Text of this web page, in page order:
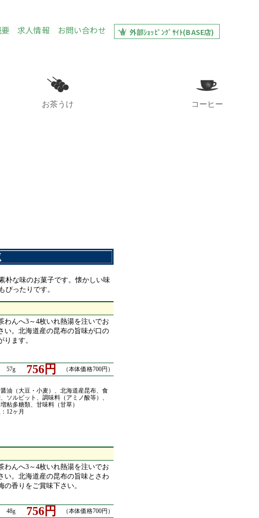
求人情報 お問い合わせ 外部ｼｮｯﾋﾟﾝｸﾞｻｲﾄ(BASE店)
お茶うけ コーヒー
朴な味のお菓子です。懐かしい味
ぴったりです。
わんへ3～4枚いれ熱湯を注いでお
い。北海道産の昆布の旨味が口の
ります。
57g 756円 （本体価格700円）
油（大豆・小麦）、北海道産昆布、食
ソルビット、調味料（アミノ酸等）、
粘多糖類、甘味料（甘草）
12ヶ月
わんへ3～4枚いれ熱湯を注いでお
い。北海道産の昆布の旨味とさわ
の香りをご賞味下さい。
48g 756円 （本体価格700円）